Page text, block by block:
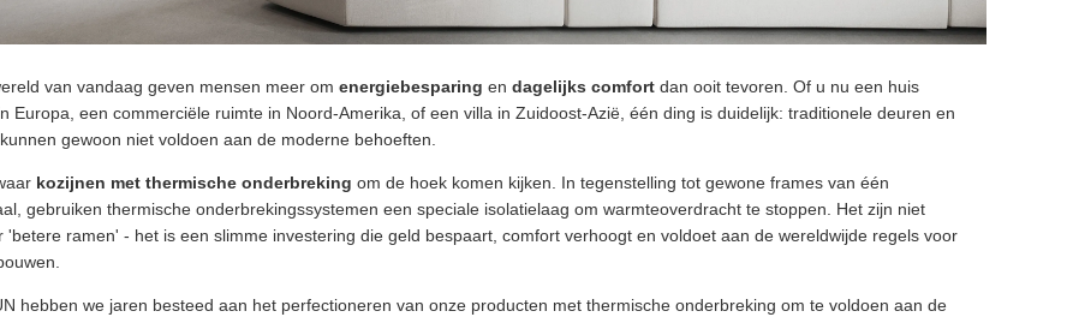
van vandaag geven mensen meer om energiebesparing en dagelijks comfort dan ooit tevoren. Of u nu een huis
Europa, een commerciële ruimte in Noord-Amerika, of een villa in Zuidoost-Azië, één ding is duidelijk: traditionele deuren en
gewoon niet voldoen aan de moderne behoeften.
kozijnen met thermische onderbreking om de hoek komen kijken. In tegenstelling tot gewone frames van één
gebruiken thermische onderbrekingssystemen een speciale isolatielaag om warmteoverdracht te stoppen. Het zijn niet
'betere ramen' - het is een slimme investering die geld bespaart, comfort verhoogt en voldoet aan de wereldwijde regels voor
hebben we jaren besteed aan het perfectioneren van onze producten met thermische onderbreking om te voldoen aan de